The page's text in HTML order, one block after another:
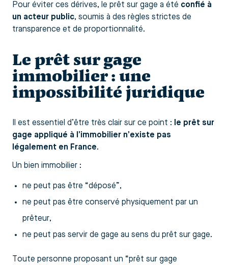
Pour éviter ces dérives, le prêt sur gage a été confié à
un acteur public, soumis à des règles strictes de
transparence et de proportionnalité.
Le prêt sur gage
immobilier : une
impossibilité juridique
Il est essentiel d’être très clair sur ce point :
le prêt sur
gage appliqué à l’immobilier n’existe pas
légalement en France.
Un bien immobilier :
ne peut pas être “déposé”,
ne peut pas être conservé physiquement par un
prêteur,
ne peut pas servir de gage au sens du prêt sur gage.
Toute personne proposant un “prêt sur gage